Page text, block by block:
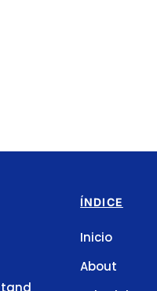
ÍNDICE
Inicio
About